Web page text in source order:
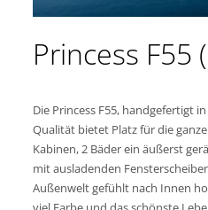
Princess F55
Die Princess F55, handgefertigt
Qualität bietet Platz für die
Kabinen, 2 Bäder ein äußerst
mit ausladenden
Außenwelt gefühlt nach Innen